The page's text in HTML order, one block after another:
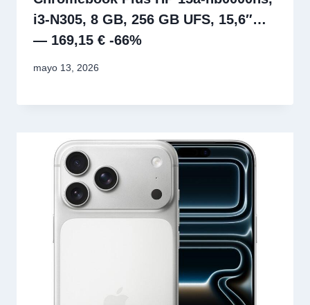
i3-N305, 8 GB, 256 GB UFS, 15,6″…
— 169,15 € -66%
mayo 13, 2026